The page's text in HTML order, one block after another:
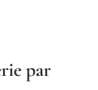
par